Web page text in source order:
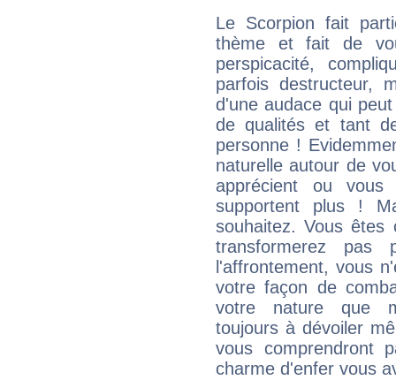
Le Scorpion fait
thème et fait de
perspicacité,
parfois destructeur,
d'une audace qui
de qualités et tant
personne !
naturelle autour de
apprécient ou
supportent plus !
souhaitez. Vous
transformerez
l'affrontement, vous
votre façon de
votre nature que
toujours à dévoiler
vous comprendront
charme d'enfer vous